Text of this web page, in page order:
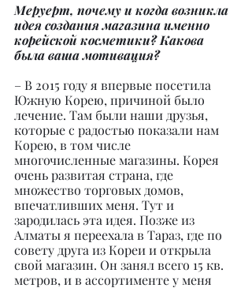
Меруерт, почему и когда возникла
идея создания магазина именно
корейской косметики? Какова
была ваша мотивация?
– В 2015 году я впервые посетила
Южную Корею, причиной было
лечение. Там были наши друзья,
которые с радостью показали нам
Корею, в том числе
многочисленные магазины. Корея
очень развитая страна, где
множество торговых домов,
впечатливших меня. Тут и
зародилась эта идея. Позже из
Алматы я переехала в Тараз, где по
совету друга из Кореи и открыла
свой магазин. Он занял всего 15 кв.
метров, и в ассортименте у меня